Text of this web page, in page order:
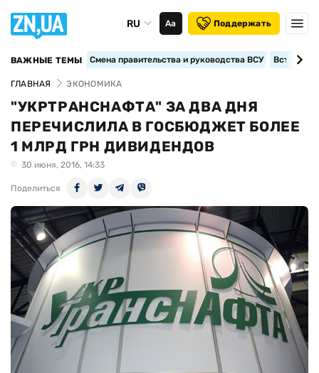
RU Аа Поддержать
ВАЖНЫЕ ТЕМЫ Смена правительства и руководства ВСУ
ГЛАВНАЯ ЭКОНОМИКА
"УКРТРАНСНАФТА" ЗА ДВА ДНЯ
ПЕРЕЧИСЛИЛА В ГОСБЮДЖЕТ БОЛЕЕ
1 МЛРД ГРН ДИВИДЕНДОВ
30 июня, 2016, 14:33
Поделиться